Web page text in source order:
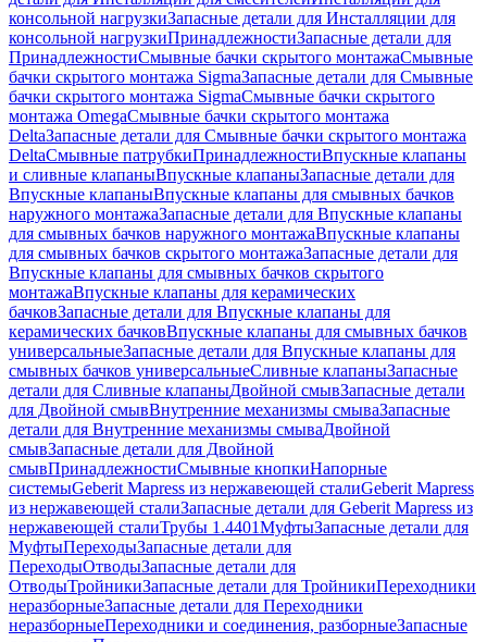
консольной нагрузкиЗапасные детали для Инсталляции для
консольной нагрузкиПринадлежностиЗапасные детали для
ПринадлежностиСмывные бачки скрытого монтажаСмывные
бачки скрытого монтажа SigmaЗапасные детали для Смывные
бачки скрытого монтажа SigmaСмывные бачки скрытого
монтажа OmegaСмывные бачки скрытого монтажа
DeltaЗапасные детали для Смывные бачки скрытого монтажа
DeltaСмывные патрубкиПринадлежностиВпускные клапаны
и сливные клапаныВпускные клапаныЗапасные детали для
Впускные клапаныВпускные клапаны для смывных бачков
наружного монтажаЗапасные детали для Впускные клапаны
для смывных бачков наружного монтажаВпускные клапаны
для смывных бачков скрытого монтажаЗапасные детали для
Впускные клапаны для смывных бачков скрытого
монтажаВпускные клапаны для керамических
бачковЗапасные детали для Впускные клапаны для
керамических бачковВпускные клапаны для смывных бачков
универсальныеЗапасные детали для Впускные клапаны для
смывных бачков универсальныеСливные клапаныЗапасные
детали для Сливные клапаныДвойной смывЗапасные детали
для Двойной смывВнутренние механизмы смываЗапасные
детали для Внутренние механизмы смываДвойной
смывЗапасные детали для Двойной
смывПринадлежностиСмывные кнопкиНапорные
системыGeberit Mapress из нержавеющей сталиGeberit Mapress
из нержавеющей сталиЗапасные детали для Geberit Mapress из
нержавеющей сталиТрубы 1.4401МуфтыЗапасные детали для
МуфтыПереходыЗапасные детали для
ПереходыОтводыЗапасные детали для
ОтводыТройникиЗапасные детали для ТройникиПереходники
неразборныеЗапасные детали для Переходники
неразборныеПереходники и соединения, разборныеЗапасные